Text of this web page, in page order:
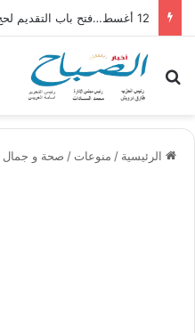
12 أغسط…فتح باب التقديم لحج القرعة
بحث عن
الرئيسية / منوعات / صحة و جمال